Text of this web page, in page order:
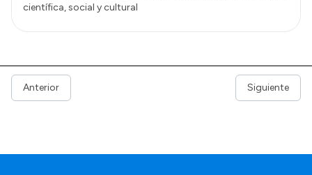
científica, social y cultural
Anterior Siguiente